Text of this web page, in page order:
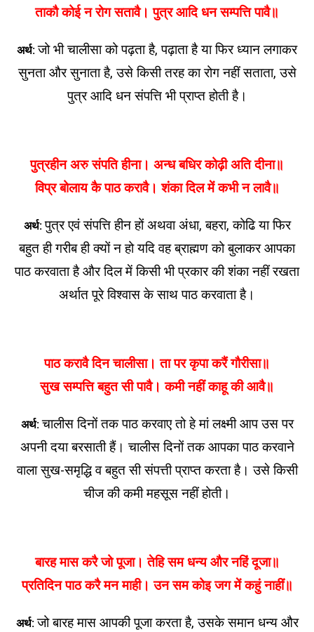
ताकौ कोई न रोग सतावै। पुत्र आदि धन सम्पत्ति पावै॥
अर्थ:जो भी चालीसा को पढ़ता है, पढ़ाता है या फिर ध्यान लगाकर
सुनता और सुनाता है, उसे किसी तरह का रोग नहीं सताता, उसे
पुत्र आदि धन संपत्ति भी प्राप्त होती है।
पुत्रहीन अरु संपति हीना। अन्ध बधिर कोढ़ी अति दीना॥
विप्र बोलाय कै पाठ करावै। शंका दिल में कभी न लावै॥
अर्थ:पुत्र एवं संपत्ति हीन हों अथवा अंधा, बहरा, कोढि या फिर
बहुत ही गरीब ही क्यों न हो यदि वह ब्राह्मण को बुलाकर आपका
पाठ करवाता है और दिल में किसी भी प्रकार की शंका नहीं रखता
अर्थात पूरे विश्वास के साथ पाठ करवाता है।
पाठ करावै दिन चालीसा। ता पर कृपा करैं गौरीसा॥
सुख सम्पत्ति बहुत सी पावै। कमी नहीं काहू की आवै॥
अर्थ:चालीस दिनों तक पाठ करवाए तो हे मां लक्ष्मी आप उस पर
अपनी दया बरसाती हैं। चालीस दिनों तक आपका पाठ करवाने
वाला सुख-समृद्धि व बहुत सी संपत्ती प्राप्त करता है। उसे किसी
चीज की कमी महसूस नहीं होती।
बारह मास करै जो पूजा। तेहि सम धन्य और नहिं दूजा॥
प्रतिदिन पाठ करै मन माही। उन सम कोइ जग में कहुं नाहीं॥
अर्थ:जो बारह मास आपकी पूजा करता है, उसके समान धन्य और